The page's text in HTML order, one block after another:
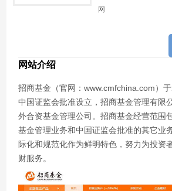
网
网站介绍
招商基金（官网：www.cmfchina.com）
中国证监会批准设立，招商基金管理有限
外合资基金管理公司。招商基金经营范围
基金管理业务和中国证监会批准的其它业
际化和规范化作为鲜明特色，努力为投资
财服务。